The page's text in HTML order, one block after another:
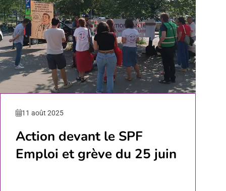
11 août 2025
Action devant le SPF
Emploi et grève du 25 juin